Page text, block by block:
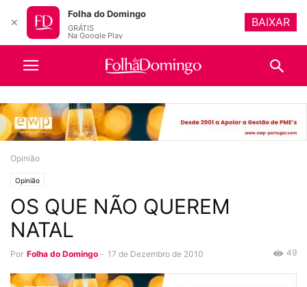
Opinião
Opinião
OS QUE NÃO QUEREM
NATAL
Por Folha do Domingo - 17 de Dezembro de 2010 49
✕
Folha do Domingo
GRÁTIS
Na Google Play
BAIXAR